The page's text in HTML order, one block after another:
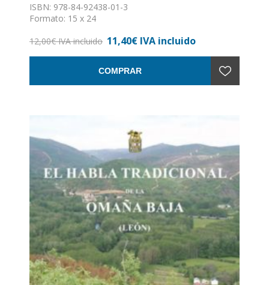
ISBN: 978-84-92438-01-3
Formato: 15 x 24
Encuadernación: Rústica con solapas
12,00€ IVA incluido 11,40€ IVA incluido
COMPRAR